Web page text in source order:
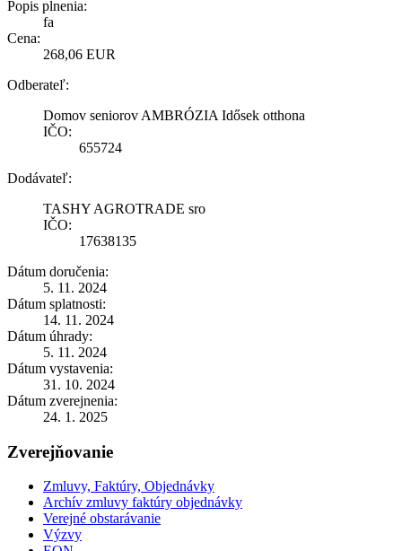
Popis plnenia:
fa
Cena:
268,06 EUR
Odberateľ:
Domov seniorov AMBRÓZIA Idősek otthona
IČO:
655724
Dodávateľ:
TASHY AGROTRADE sro
IČO:
17638135
Dátum doručenia:
5. 11. 2024
Dátum splatnosti:
14. 11. 2024
Dátum úhrady:
5. 11. 2024
Dátum vystavenia:
31. 10. 2024
Dátum zverejnenia:
24. 1. 2025
Zverejňovanie
Zmluvy, Faktúry, Objednávky
Archív zmluvy faktúry objednávky
Verejné obstarávanie
Výzvy